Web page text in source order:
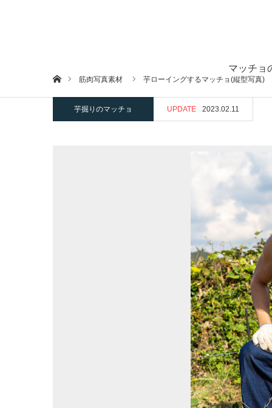
マッチョ
ホーム筋肉写真素材 芋ローイングするマッチョ(縦型写真)
芋掘りのマッチョ UPDATE 2023.02.11